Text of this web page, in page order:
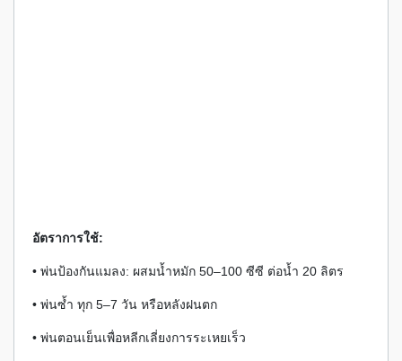
อัตราการใช้:
• พ่นป้องกันแมลง: ผสมน้ำหมัก 50–100 ซีซี ต่อน้ำ 20 ลิตร
• พ่นซ้ำ ทุก 5–7 วัน หรือหลังฝนตก
• พ่นตอนเย็นเพื่อหลีกเลี่ยงการระเหยเร็ว